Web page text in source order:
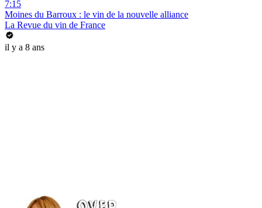
7:15
Moines du Barroux : le vin de la nouvelle alliance
La Revue du vin de France
il y a 8 ans